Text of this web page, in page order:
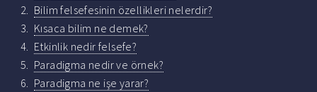
Bilim felsefesinin özellikleri nelerdir?
Kısaca bilim ne demek?
Etkinlik nedir felsefe?
Paradigma nedir ve örnek?
Paradigma ne işe yarar?